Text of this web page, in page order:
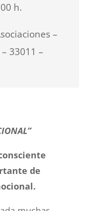
h.
–
33011 –
de